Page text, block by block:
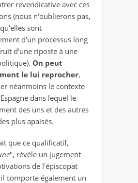
revendicative avec ces
(nous n'oublierons pas,
sont
d'un processus long
d'une riposte à une
On peut
le lui reprocher,
néanmoins le contexte
dans lequel le
des uns et des autres
plus apaisés.
que ce qualificatif,
", révèle un jugement
de l'épiscopat
comporte également un